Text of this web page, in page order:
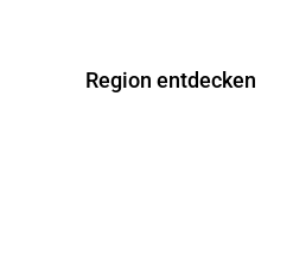
Region entdecken